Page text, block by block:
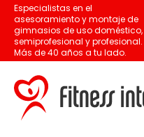
Especialistas en el
asesoramiento y montaje de
gimnasios de uso doméstico,
semiprofesional y profesional.
Más de 40 años a tu lado.